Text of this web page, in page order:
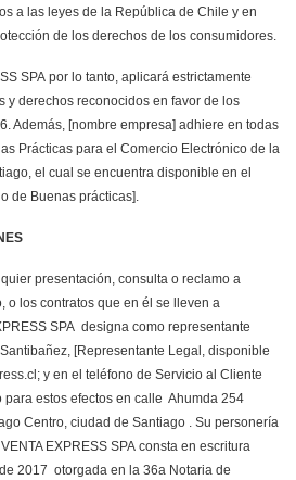
a las leyes de la República de Chile y en
de los derechos de los consumidores.
SPA por lo tanto, aplicará estrictamente
y derechos reconocidos en favor de los
Además, [nombre empresa] adhiere en todas
Prácticas para el Comercio Electrónico de la
el cual se encuentra disponible en el
de Buenas prácticas].
presentación, consulta o reclamo a
o los contratos que en él se lleven a
SPA designa como representante
[Representante Legal, disponible
y en el teléfono de Servicio al Cliente
para estos efectos en calle Ahumda 254
Centro, ciudad de Santiago . Su personería
EXPRESS SPA consta en escritura
2017 otorgada en la 36a Notaria de